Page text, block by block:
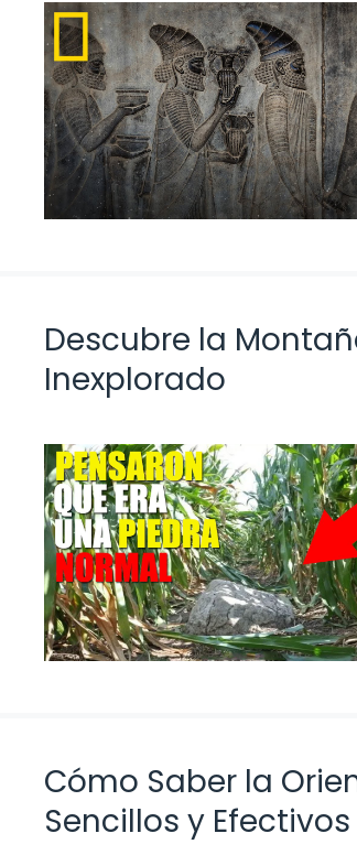
Descubre la
Inexplorado
Cómo Saber la
Sencillos y Efectivos